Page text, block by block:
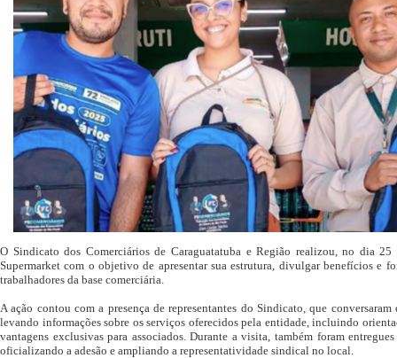
O Sindicato dos Comerciários de Caraguatatuba e Região realizou, no dia
Supermarket com o objetivo de apresentar sua estrutura, divulgar benefícios e
trabalhadores da base comerciária.
A ação contou com a presença de representantes do Sindicato, que
levando informações sobre os serviços oferecidos pela entidade, incluindo
vantagens exclusivas para associados. Durante a visita, também foram
oficializando a adesão e ampliando a representatividade sindical no local.